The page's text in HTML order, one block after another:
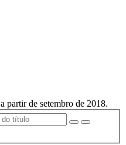
partir de setembro de 2018.